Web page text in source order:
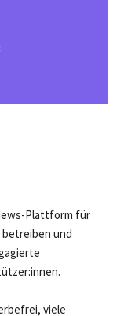
Plattform für
und
viele